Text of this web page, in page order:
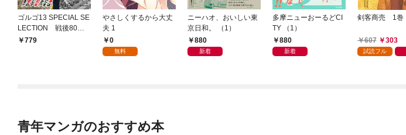
ゴルゴ13 SPECIAL SE
LECTION 戦後80年
の光と陰
779
やさしくするから大丈
夫 1
0
無料
ニーハオ、おいしい東
京日和。 （1）
880
新着
多摩ニューおーるどCI
TY （1）
880
新着
剣客商売 1巻
607 303
試読フル
青年マンガのおすすめ本